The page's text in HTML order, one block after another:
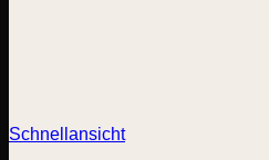
Schnellansicht